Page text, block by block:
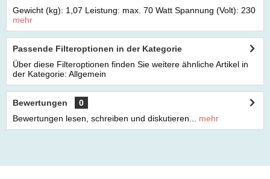
Gewicht (kg): 1,07 Leistung: max. 70 Watt Spannung (Volt): 230
mehr
Passende Filteroptionen in der Kategorie
Über diese Filteroptionen finden Sie weitere ähnliche Artikel in
der Kategorie: Allgemein
Bewertungen
0
Bewertungen lesen, schreiben und diskutieren...
mehr